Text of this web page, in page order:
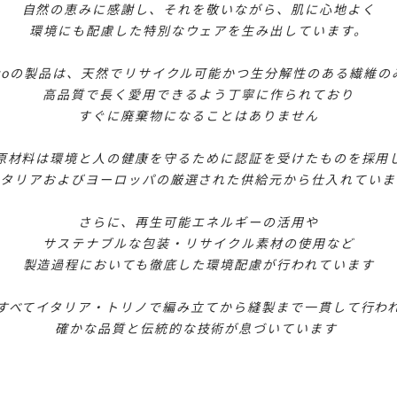
自然の恵みに感謝し、それを敬いながら、肌に心地よく
環境にも配慮した特別なウェアを生み出しています。
製品は、天然でリサイクル可能かつ生分解性のある繊維の
高品質で長く愛用できるよう丁寧に作られており
すぐに廃棄物になることはありません
材料は環境と人の健康を守るために認証を受けたものを採用
リアおよびヨーロッパの厳選された供給元から仕入れてい
さらに、再生可能エネルギーの活用や
サステナブルな包装・リサイクル素材の使用など
製造過程においても徹底した環境配慮が行われています
べてイタリア・トリノで編み立てから縫製まで一貫して行わ
確かな品質と伝統的な技術が息づいています